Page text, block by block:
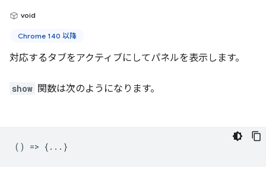
void
Chrome 140 以降
対応するタブをアクティブにしてパネルを表示します。
show 関数は次のようになります。
() => {...}